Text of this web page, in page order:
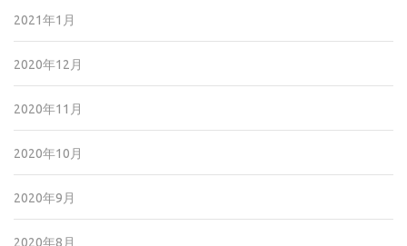
2021年1月
2020年12月
2020年11月
2020年10月
2020年9月
2020年8月